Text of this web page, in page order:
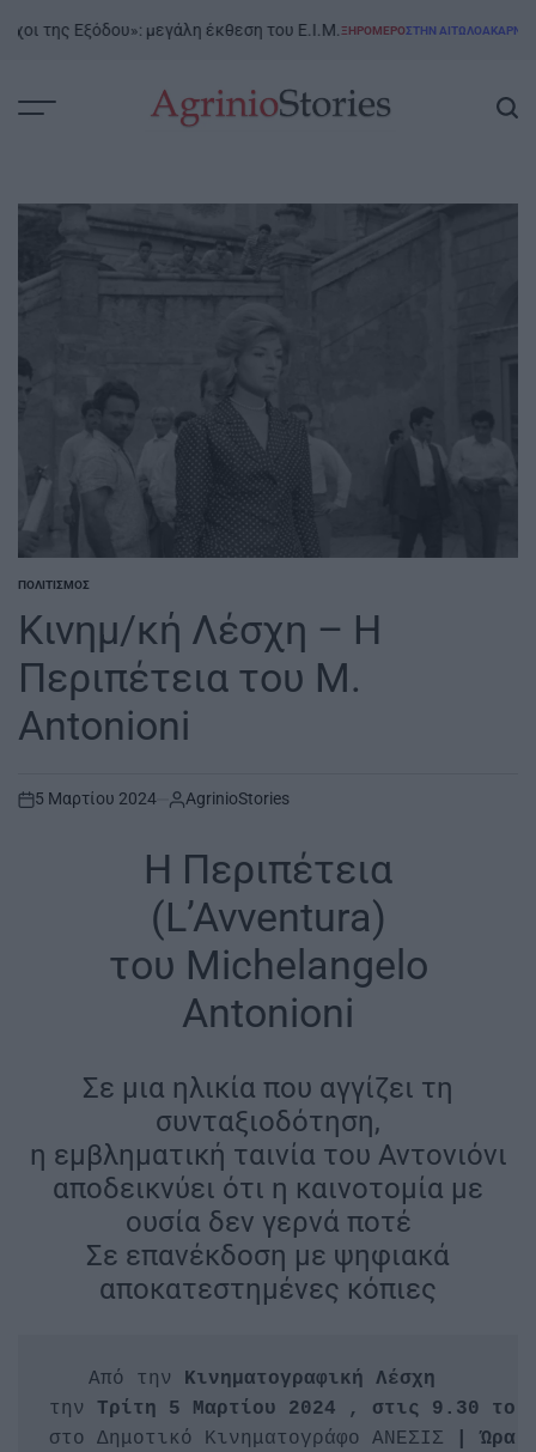
Εξόδου»: μεγάλη έκθεση του Ε.Ι.Μ.POSTED
ΞΗΡΟΜΕΡΟΣΤΗΝ ΑΙΤΩΛΟΑΚΑΡΝΑΝΊΑ
POSTED
ΠΟΛΙΤΙΣΜΌΣ
Κινημ/κή Λέσχη – Η
Περιπέτεια του M.
Antonioni
on
5 Μαρτίου 2024 AgrinioStories
Η Περιπέτεια
(L’Avventura)
του Michelangelo
Antonioni
Σε μια ηλικία που αγγίζει τη
συνταξιοδότηση,
η εμβληματική ταινία του Αντονιόνι
αποδεικνύει ότι η καινοτομία με
ουσία δεν γερνά ποτέ
Σε επανέκδοση με ψηφιακά
αποκατεστημένες κόπιες
Από την
την
στο Δημοτικό Κινηματογράφο ΑΝΕΣΙΣ
Ώρα